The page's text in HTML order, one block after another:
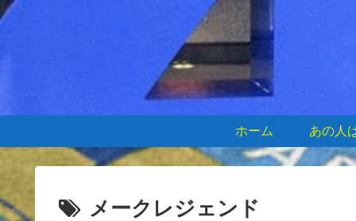
ホーム あの人
メークレジェンド